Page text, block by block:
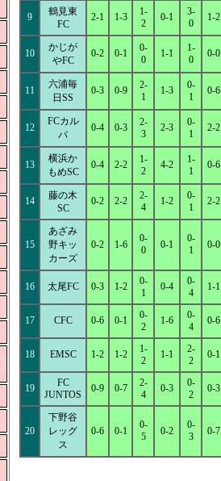
9
鶴見東
FC
2-1 1-3
1-
2
0-1
3-
0
1-2
10
かじが
やFC
0-2 0-1
0-
0
1-1
1-
0
0-0
11
六浦毎
日SS
0-3 0-9
2-
1
1-3
0-
1
0-6
12
FCカル
パ
0-4 0-3
2-
3
2-3
0-
1
2-2
13
横浜か
もめSC
0-4 2-2
1-
2
4-2
1-
1
0-6
14
藤の木
SC
0-2 2-2
2-
4
1-2
0-
1
2-2
15
あざみ
野キッ
カーズ
0-2 1-6
0-
0
0-1
0-
1
0-0
16 太尾FC 0-3 1-2
0-
1
0-4
0-
4
1-1
17 CFC 0-6 0-1
0-
2
1-6
0-
4
0-6
18 EMSC 1-2 1-2
1-
2
1-1
2-
2
0-1
19
FC
JUNTOS
0-9 0-7
2-
4
0-3
0-
2
0-3
20
下野谷
レッグ
ス
0-6 0-1
0-
5
0-2
0-
3
0-7